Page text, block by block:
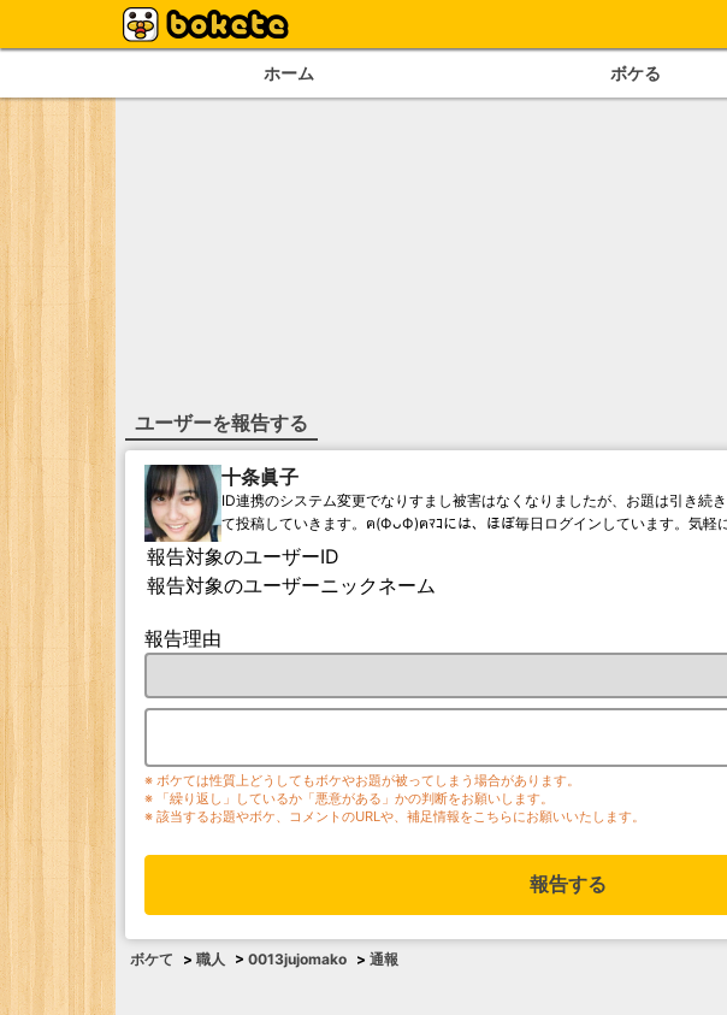
ホーム ボケる
ユーザーを報告する
十条眞子
ID連携のシステム変更でなりすまし被害はなくなりましたが、お題は引き続
て投稿していきます。ฅ(ФᴗФ)ฅﾏｺには、ほぼ毎日ログインしています。気軽
報告対象のユーザーID
報告対象のユーザーニックネーム
報告理由
※ ボケては性質上どうしてもボケやお題が被ってしまう場合があります。
※ 「繰り返し」しているか「悪意がある」かの判断をお願いします。
※ 該当するお題やボケ、コメントのURLや、補足情報をこちらにお願いいたします。
報告する
ボケて > 職人 > 0013jujomako > 通報